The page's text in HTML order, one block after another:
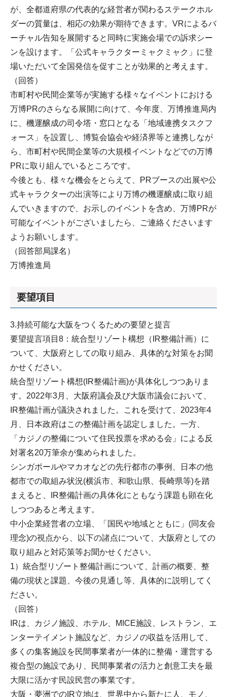
が、全都道府県の代表的な経営者が関わるステークホル
ダーの質量は、相応の効果が期待できます。VRによるバ
ーチャル告知を展開すると同時に実施会場での訴求シー
ンを設けます。「公式キャラクターミャクミャク」に登
場いただいて全国発信を促すことが効果的と考えます。
（回答）
市町村や民間企業等が実施する様々なイベントにおける
万博PRのさらなる展開に向けて、今年度、万博推進局内
に、機運醸成の司令塔・窓口となる「地域連携タスクフ
ォース」を設置し、博覧会協会や経済界等と連携しなが
ら、市町村や民間企業等の大規模イベントなどでの万博
PRに取り組んでいるところです。
今後とも、様々な機会をとらえて、PRブースの出展や公
式キャラクターの出演等により万博の機運醸成に取り組
んでいきますので、お示しのイベントを含め、万博PRが
可能なイベントがございましたら、ご連絡くださいます
ようお願いします。
（回答部局課名）
万博推進局
要望項目
3.持続可能な大阪をつくるための要望と提言
要望提言項目8：統合型リゾート構想（IR整備計画）に
ついて、大阪府としての取り組み、具体的な対策をお聞
かせください。
統合型リゾート構想(IR整備計画)が具体化しつつありま
す。2022年3月、大阪府議会及び大阪市議会において、
IR整備計画が議決されました。これを受けて、2023年4
月、日本政府はこの整備計画を認定しました。一方、
「カジノの整備について住民投票を求める会」による反
対署名20万筆余が集められました。
シンガポールやマカオなどの先行都市の事例、日本の他
都市での取組み状況(横浜市、和歌山県、長崎県等)を踏
まえると、IR整備計画の具体化にともなう課題も顕在化
しつつあると考えます。
中小企業経営者の立場、「国民や地域とともに」(同友会
理念)の視点から、以下の諸点について、大阪府としての
取り組みと対応策等お聞かせください。
1）統合型リゾート整備計画について、計画の概要、整
備の現状と課題、今後の見通し等、具体的に説明してく
ださい。
（回答）
IRは、カジノ施設、ホテル、MICE施設、レストラン、エ
ンターテイメント施設など、カジノの収益を活用して、
多くの集客施設を民間事業者が一体的に整備・運営する
複合型の施設であり、民間事業者の活力と創意工夫を最
大限に活かす民設民営の事業です。
大阪・夢洲でのIR立地は、世界中から新たに人、モノ、